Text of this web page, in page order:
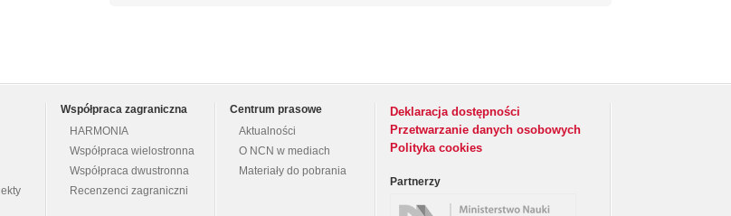
Współpraca zagraniczna
HARMONIA
Współpraca wielostronna
Współpraca dwustronna
Recenzenci zagraniczni
Centrum prasowe
Aktualności
O NCN w mediach
Materiały do pobrania
Deklaracja dostępności
Przetwarzanie danych osobowych
Polityka cookies
Partnerzy